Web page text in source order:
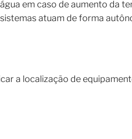
em caso de aumento da
atuam de forma
a localização de